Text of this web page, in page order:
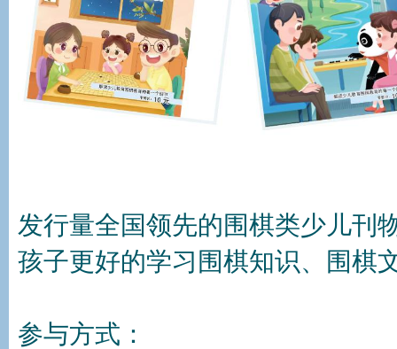
发行量全国领先的围棋类少儿刊
孩子更好的学习围棋知识、围棋
参与方式：